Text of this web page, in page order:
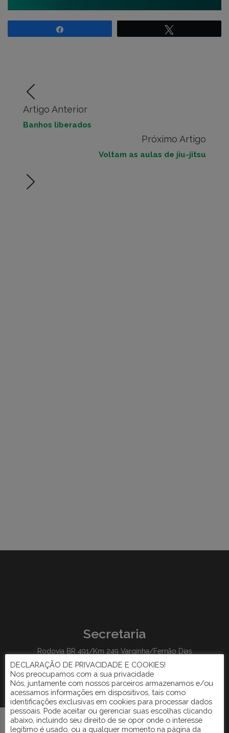
Artigo Anterior
Banhos liberados
Próximo Artigo
Voltam as aulas de jiu-jitsu
Secretaria
Rodovia BR 491/Km 249 Varginha/Fernão Dias
(35) 3214-2008
(35) 3214-1033
(35) 99866-4709
DECLARAÇÃO DE PRIVACIDADE E COOKIES!
Nos preocupamos com a sua privacidade
Nós, juntamente com nossos parceiros armazenamos e/ou
acessamos informações em dispositivos, tais como
identificações exclusivas em cookies para processar dados
pessoais. Pode aceitar ou gerenciar suas escolhas clicando
abaixo, incluindo seu direito de se opor onde o interesse
legítimo é usado, ou a qualquer momento na página da